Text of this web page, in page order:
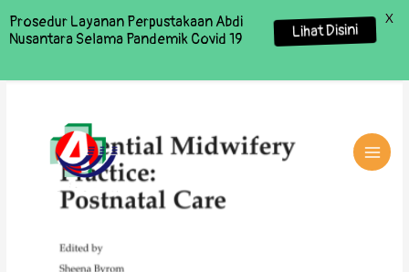
Prosedur Layanan Perpustakaan Abdi
Nusantara Selama Pandemik Covid 19
Lihat Disini
X